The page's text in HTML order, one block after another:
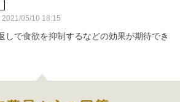
2021/05/10 18:15
しで食欲を抑制するなどの効果が期待でき